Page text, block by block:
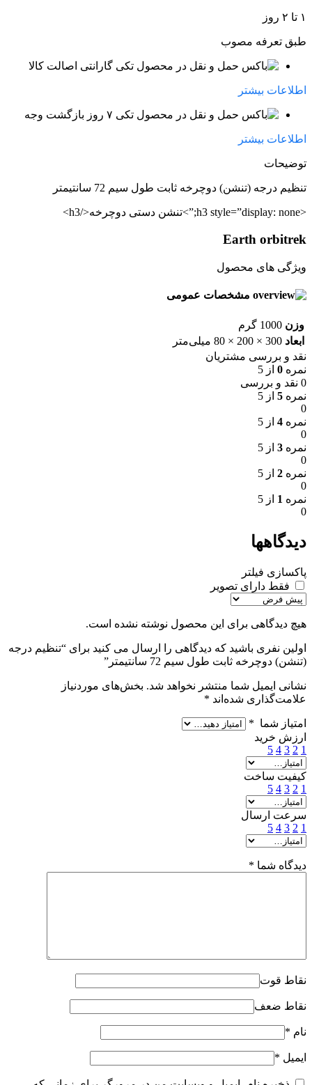
۱ تا ۲ روز
طبق تعرفه مصوب
گارانتی اصالت کالا
اطلاعات بیشتر
۷ روز بازگشت وجه
اطلاعات بیشتر
توضیحات
تنظیم درجه (تنشن) دوچرخه ثابت طول سیم 72 سانتیمتر
<h3 style=”display: none;”>تنشن دستی دوچرخه</h3>
Earth orbitrek
ویژگی های محصول
مشخصات عمومی
وزن 1000 گرم
ابعاد 300 × 200 × 80 میلی‌متر
نقد و بررسی مشتریان
نمره 0 از 5
0 نقد و بررسی
نمره 5 از 5
0
نمره 4 از 5
0
نمره 3 از 5
0
نمره 2 از 5
0
نمره 1 از 5
0
دیدگاهها
پاکسازی فیلتر
فقط دارای تصویر
هیچ دیدگاهی برای این محصول نوشته نشده است.
اولین نفری باشید که دیدگاهی را ارسال می کنید برای “تنظیم درجه
(تنشن) دوچرخه ثابت طول سیم 72 سانتیمتر”
نشانی ایمیل شما منتشر نخواهد شد. بخش‌های موردنیاز
علامت‌گذاری شده‌اند *
امتیاز شما *
ارزش خرید
1
2
3
4
5
کیفیت ساخت
1
2
3
4
5
سرعت ارسال
1
2
3
4
5
دیدگاه شما *
نقاط قوت
نقاط ضعف
نام *
ایمیل *